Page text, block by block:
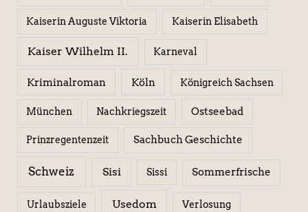
Kaiserin Auguste Viktoria Kaiserin Elisabeth
Kaiser Wilhelm II. Karneval
Kriminalroman Köln Königreich Sachsen
München Nachkriegszeit Ostseebad
Prinzregentenzeit Sachbuch Geschichte
Schweiz Sisi Sissi Sommerfrische
Urlaubsziele Usedom Verlosung